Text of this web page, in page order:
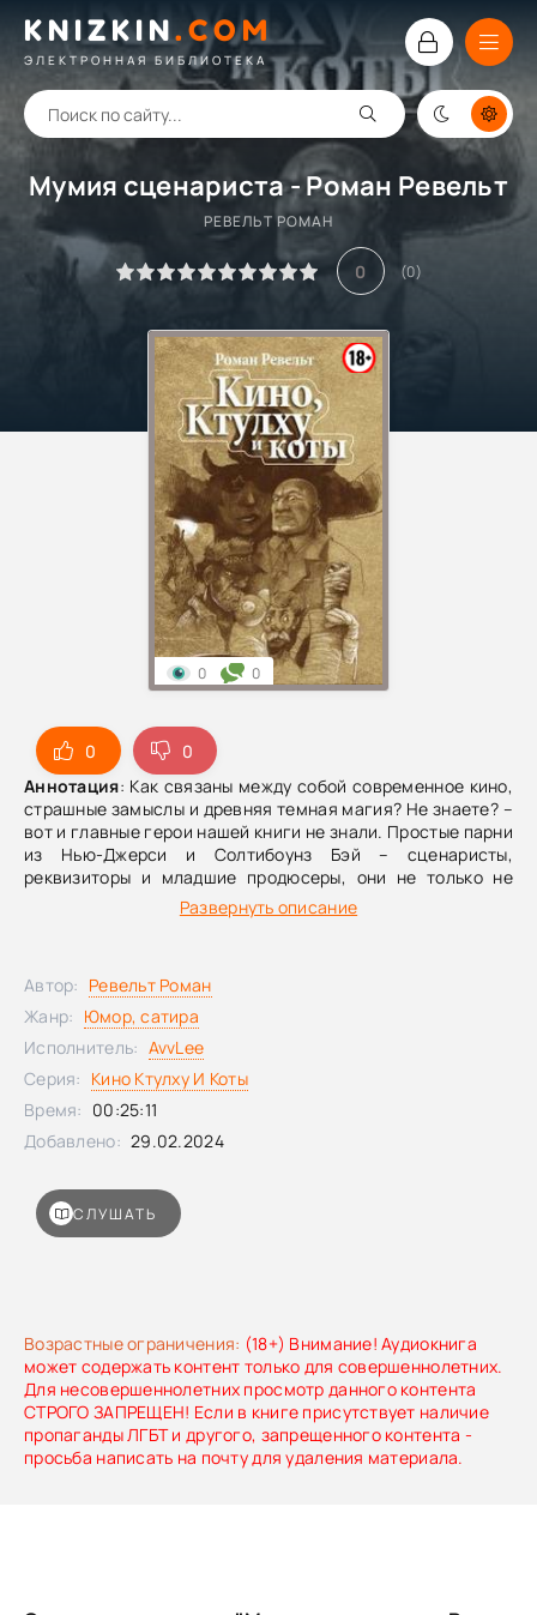
KNIZKIN.COM
ЭЛЕКТРОННАЯ БИБЛИОТЕКА
Мумия сценариста - Роман Ревельт
РЕВЕЛЬТ РОМАН
0 (0)
0
0
Аннотация: Как связаны между собой современное кино,
страшные замыслы и древняя темная магия? Не знаете? –
вот и главные герои нашей книги не знали. Простые парни
из Нью-Джерси и Солтибоунз Бэй – сценаристы,
реквизиторы и младшие продюсеры, они не только не
знали, но даже и не догадывались, что неведомое
существует и таится во мраке, шелестя и скрежеща
тени съемочных павильонов. А еще в закусочных. Если вы
хотите хотя бы краем глаза подсмотреть за
приключениями наших недотёп, добро пожаловать в мир
Кино и Ктулху! Готовьте ваши пирожные, ставьте кофеек и
включайте здоровый юмор. Ктулху и коты это легкая
пародия на разные киноужасы и на создателей всего это
безумия, изливающегося на наши головы.
Развернуть описание
Возрастные ограничения: (18+) Внимание! Аудиокнига
может содержать контент только для совершеннолетних.
Для несовершеннолетних просмотр данного контента
СТРОГО ЗАПРЕЩЕН! Если в книге присутствует наличие
пропаганды ЛГБТ и другого, запрещенного контента -
просьба написать на почту для удаления материала.
0 0
СЛУШАТЬ
Автор: Ревельт Роман
Жанр: Юмор, сатира
Исполнитель: AvvLee
Серия: Кино Ктулху И Коты
Время: 00:25:11
Добавлено: 29.02.2024